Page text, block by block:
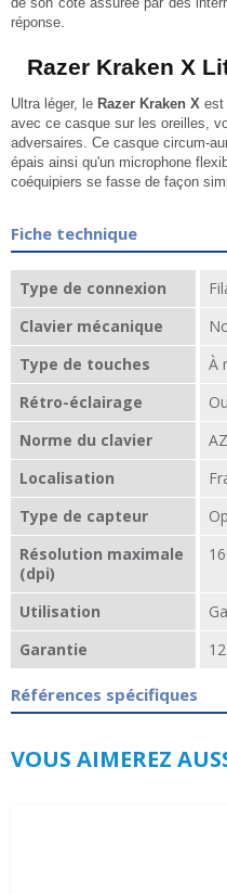
réponse.
Razer Kraken X
Ultra léger, le Razer Kraken X est
avec ce casque sur les oreilles,
adversaires. Ce casque circum-
épais ainsi qu'un microphone
coéquipiers se fasse de façon
Fiche technique
Type de connexion
Clavier mécanique
Type de touches
À
Rétro-éclairage
Norme du clavier
Localisation
Type de capteur
Résolution maximale
(dpi)
Utilisation
Garantie
Références spécifiques
VOUS AIMEREZ